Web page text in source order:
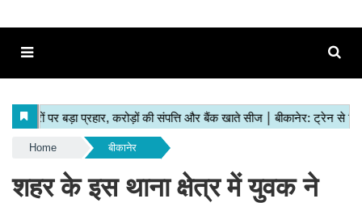
Home बीकानेर
शहर के इस थाना क्षेत्र में युवक ने